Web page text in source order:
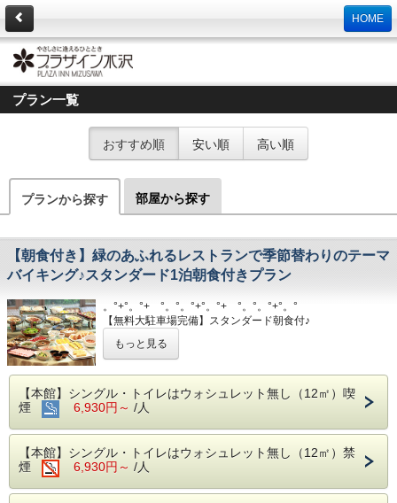
HOME
プラン一覧
おすすめ順 安い順 高い順
プランから探す 部屋から探す
【朝食付き】緑のあふれるレストランで季節替わりのテーマ
バイキング♪スタンダード1泊朝食付きプラン
。°+°。°+ °。°。°+°。°+ °。°。°+°。°
【無料大駐車場完備】スタンダード朝食付♪
豊富なドリンクバー付きの朝食をお得に召し上がれ
るプランです♪
【朝食】１階カトルセゾン
６：３０〜９：３０、ラストオーダー９：００
※元日は８時オープン
の用意あり）
【客室】
もっと見る
【本館】シングル・トイレはウォシュレット無し（12㎡）喫
煙
6,930円～ /人
【本館】シングル・トイレはウォシュレット無し（12㎡）禁
煙
6,930円～ /人